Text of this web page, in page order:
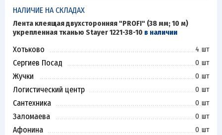
НАЛИЧИЕ НА СКЛАДАХ
Лента клеящая двухсторонняя "PROFI" (38 мм; 10 м)
укрепленная тканью Stayer 1221-38-10 в наличии
Хотьково 4 шт
Сергиев Посад 0 шт
Жучки 0 шт
Логистический центр 0 шт
Сантехника 0 шт
Заломаева 0 шт
Афонина 0 шт